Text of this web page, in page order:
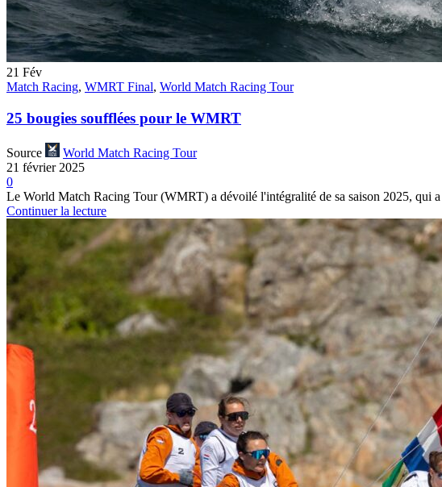
21 Fév
Match Racing, WMRT Final, World Match Racing Tour
25 bougies soufflées pour le WMRT
Source
World Match Racing Tour
21 février 2025
0
Le World Match Racing Tour (WMRT) a dévoilé l'intégralité de sa saison 2025, qui
Continuer la lecture